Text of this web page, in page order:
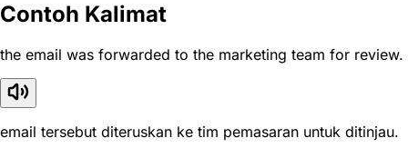
Contoh Kalimat
the email was forwarded to the marketing team for review.
email tersebut diteruskan ke tim pemasaran untuk ditinjau.